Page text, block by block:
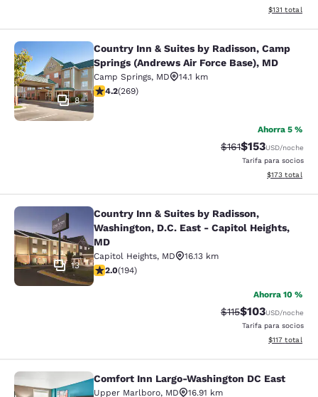
Ver detalles
$131 total
Country Inn & Suites by Radisson,
8
Country Inn & Suites by Radisson, Camp
Springs (Andrews Air Force Base), MD
Camp Springs, MD
14.1 km
calificación de 4.16 estrellas. Muy bueno. 269 reseñas
4.2(269)
Ahorra 5 %
Precio tachado:
$161Precio con
$153USD/noche
Tarifa para socios
Ver detalles
$173 total
Country Inn & Suites by Radisson,
13
Country Inn & Suites by Radisson,
Washington, D.C. East - Capitol Heights,
MD
Capitol Heights, MD
16.13 km
calificación de 2.03 estrellas. Feria. 194 reseñas
2.0(194)
Ahorra 10 %
Precio tachado:
$115Precio con
$103USD/noche
Tarifa para socios
Ver detalles
$117 total
Comfort Inn Largo-Washington DC
Comfort Inn Largo-Washington DC East
Upper Marlboro, MD
16.91 km